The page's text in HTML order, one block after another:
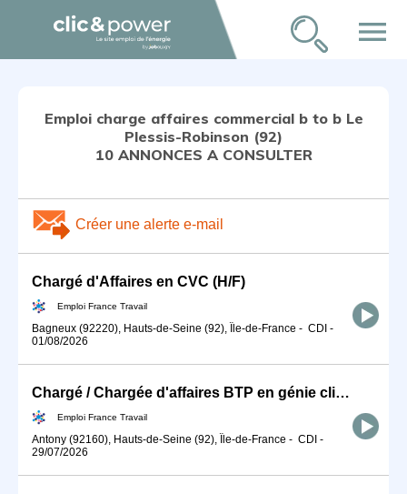
menu
Emploi charge affaires commercial b to b Le
Plessis-Robinson (92)
10 ANNONCES A CONSULTER
Créer une alerte e-mail
Chargé d'Affaires en CVC (H/F)
Emploi France Travail
Bagneux (92220), Hauts-de-Seine (92), Île-de-France - CDI -
01/08/2026
Chargé / Chargée d'affaires BTP en génie climatique et énergétiqu (H/F)
Emploi France Travail
Antony (92160), Hauts-de-Seine (92), Île-de-France - CDI -
29/07/2026